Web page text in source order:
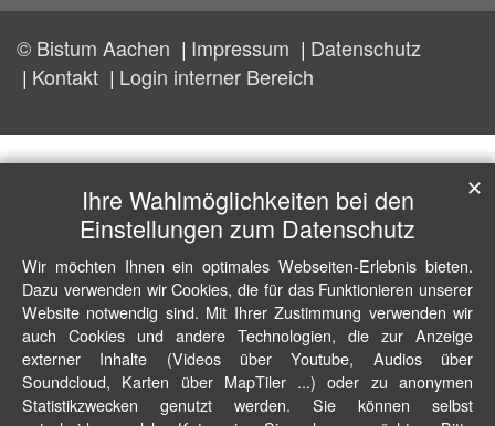
© Bistum Aachen Impressum
Datenschutz
Kontakt
Login interner Bereich
Ihre Wahlmöglichkeiten bei den
Einstellungen zum Datenschutz
Wir möchten Ihnen ein optimales Webseiten-Erlebnis bieten.
Dazu verwenden wir Cookies, die für das Funktionieren unserer
Website notwendig sind. Mit Ihrer Zustimmung verwenden wir
auch Cookies und andere Technologien, die zur Anzeige
externer Inhalte (Videos über Youtube, Audios über
Soundcloud, Karten über MapTiler ...) oder zu anonymen
Statistikzwecken genutzt werden. Sie können selbst
✕